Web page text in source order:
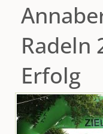
Radeln
Erfolg